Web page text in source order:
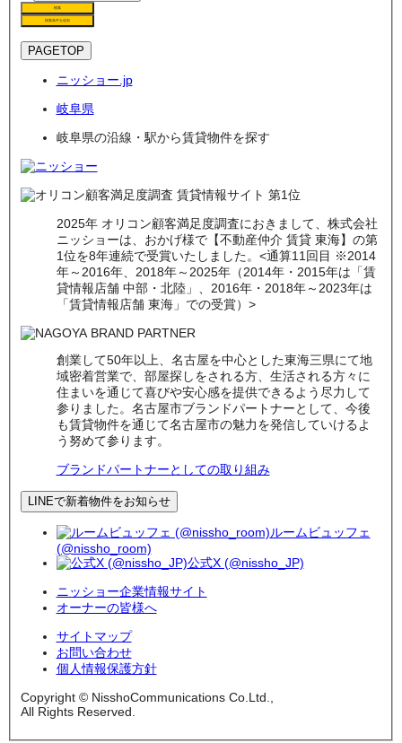
検索
検索条件を追加
PAGETOP
ニッショー.jp
岐阜県
岐阜県の沿線・駅から賃貸物件を探す
2025年 オリコン顧客満足度調査におきまして、株式会社
ニッショーは、おかげ様で【不動産仲介 賃貸 東海】の第
1位を8年連続で受賞いたしました。<通算11回目 ※2014
年～2016年、2018年～2025年（2014年・2015年は「賃
貸情報店舗 中部・北陸」、2016年・2018年～2023年は
「賃貸情報店舗 東海」での受賞）>
創業して50年以上、名古屋を中心とした東海三県にて地
域密着営業で、部屋探しをされる方、生活される方々に
住まいを通じて喜びや安心感を提供できるよう尽力して
参りました。名古屋市ブランドパートナーとして、今後
も賃貸物件を通じて名古屋市の魅力を発信していけるよ
う努めて参ります。
ブランドパートナーとしての取り組み
LINEで新着物件をお知らせ
ルームビュッフェ
(@nissho_room)
公式X (@nissho_JP)
ニッショー企業情報サイト
オーナーの皆様へ
サイトマップ
お問い合わせ
個人情報保護方針
Copyright © NisshoCommunications Co.Ltd.,
All Rights Reserved.